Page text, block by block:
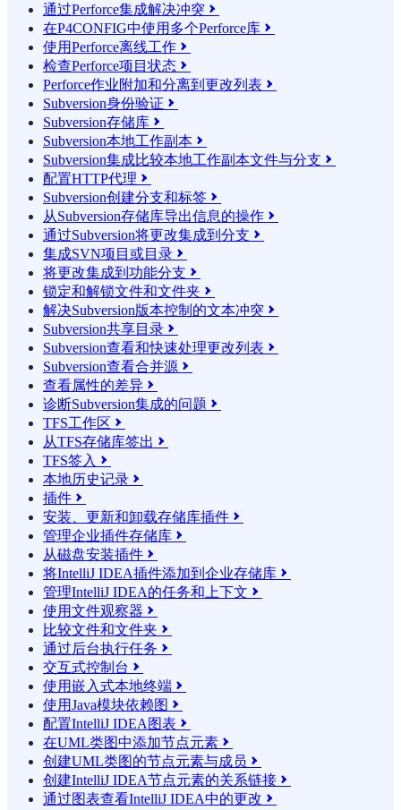
通过Perforce集成解决冲突 
在P4CONFIG中使用多个Perforce库 
使用Perforce离线工作 
检查Perforce项目状态 
Perforce作业附加和分离到更改列表 
Subversion身份验证 
Subversion存储库 
Subversion本地工作副本 
Subversion集成比较本地工作副本文件与分支 
配置HTTP代理 
Subversion创建分支和标签 
从Subversion存储库导出信息的操作 
通过Subversion将更改集成到分支 
集成SVN项目或目录 
将更改集成到功能分支 
锁定和解锁文件和文件夹 
解决Subversion版本控制的文本冲突 
Subversion共享目录 
Subversion查看和快速处理更改列表 
Subversion查看合并源 
查看属性的差异 
诊断Subversion集成的问题 
TFS工作区 
从TFS存储库签出 
TFS签入 
本地历史记录 
插件 
安装、更新和卸载存储库插件 
管理企业插件存储库 
从磁盘安装插件 
将IntelliJ IDEA插件添加到企业存储库 
管理IntelliJ IDEA的任务和上下文 
使用文件观察器 
比较文件和文件夹 
通过后台执行任务 
交互式控制台 
使用嵌入式本地终端 
使用Java模块依赖图 
配置IntelliJ IDEA图表 
在UML类图中添加节点元素 
创建UML类图的节点元素与成员 
创建IntelliJ IDEA节点元素的关系链接 
通过图表查看IntelliJ IDEA中的更改 